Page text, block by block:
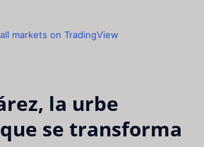
markets on TradingView
la urbe
se transforma